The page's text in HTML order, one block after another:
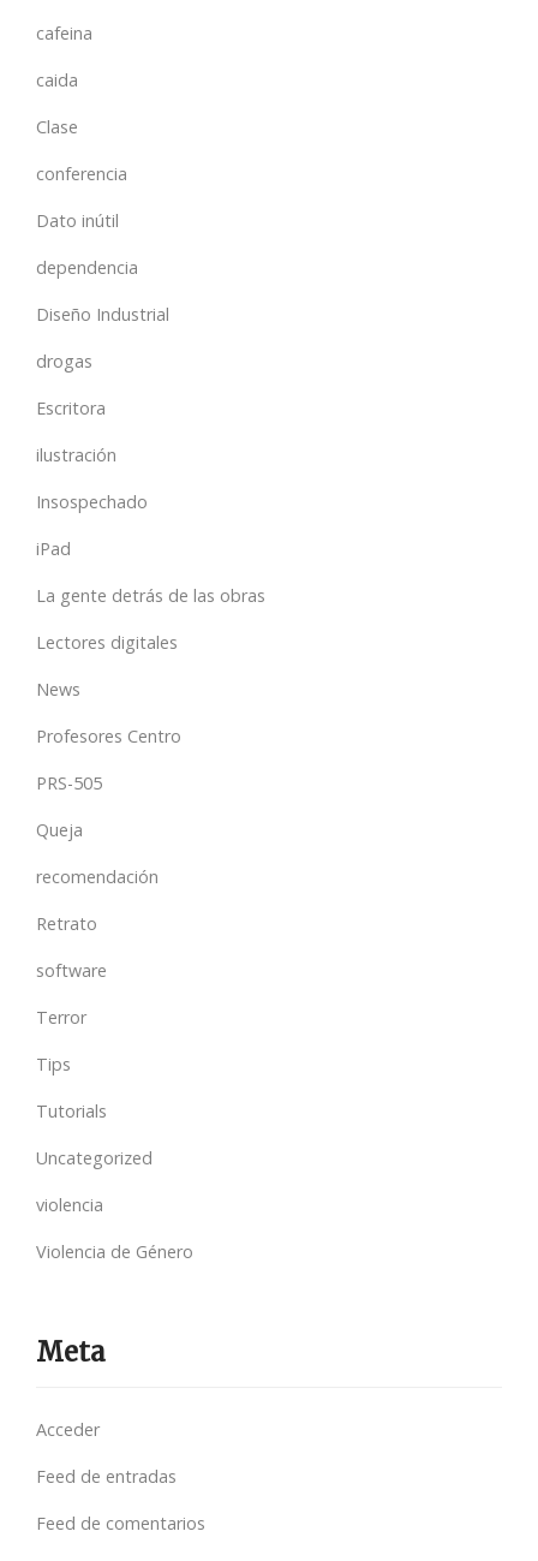
cafeina
caida
Clase
conferencia
Dato inútil
dependencia
Diseño Industrial
drogas
Escritora
ilustración
Insospechado
iPad
La gente detrás de las obras
Lectores digitales
News
Profesores Centro
PRS-505
Queja
recomendación
Retrato
software
Terror
Tips
Tutorials
Uncategorized
violencia
Violencia de Género
Meta
Acceder
Feed de entradas
Feed de comentarios